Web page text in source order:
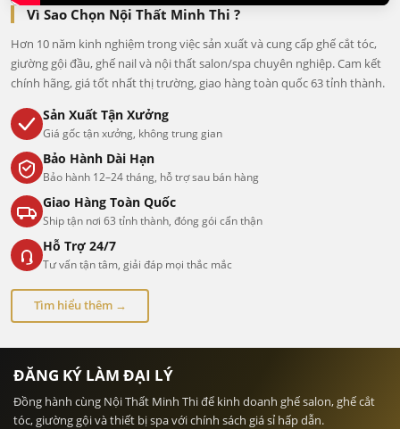
Vì Sao Chọn Nội Thất Minh Thi ?
Hơn 10 năm kinh nghiệm trong việc sản xuất và cung cấp ghế cắt tóc,
giường gội đầu, ghế nail và nội thất salon/spa chuyên nghiệp. Cam kết
chính hãng, giá tốt nhất thị trường, giao hàng toàn quốc 63 tỉnh thành.
Sản Xuất Tận Xưởng
Giá gốc tận xưởng, không trung gian
Bảo Hành Dài Hạn
Bảo hành 12–24 tháng, hỗ trợ sau bán hàng
Giao Hàng Toàn Quốc
Ship tận nơi 63 tỉnh thành, đóng gói cẩn thận
Hỗ Trợ 24/7
Tư vấn tận tâm, giải đáp mọi thắc mắc
Tìm hiểu thêm →
ĐĂNG KÝ LÀM ĐẠI LÝ
Đồng hành cùng Nội Thất Minh Thi để kinh doanh ghế salon, ghế cắt
tóc, giường gội và thiết bị spa với chính sách giá sỉ hấp dẫn.